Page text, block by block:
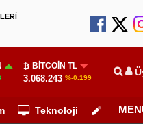
BITCOIN TL
3.068.243 %-0.199
Teknoloji Köşe